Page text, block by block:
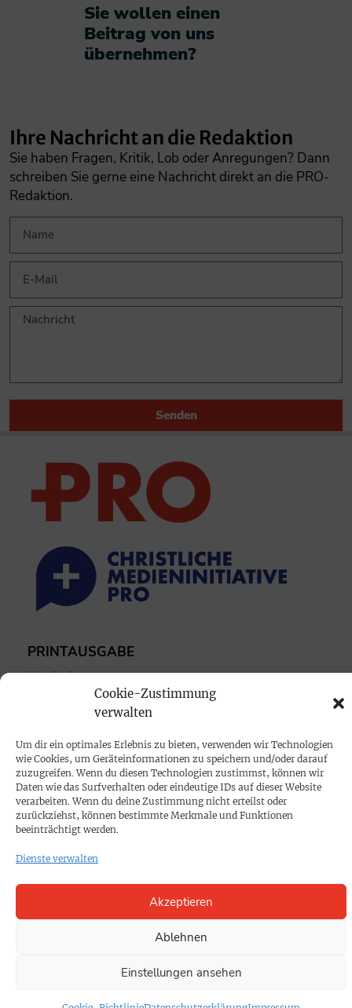
Cookie-Zustimmung
verwalten
Um dir ein optimales Erlebnis zu bieten, verwenden wir Technologien
wie Cookies, um Geräteinformationen zu speichern und/oder darauf
zuzugreifen. Wenn du diesen Technologien zustimmst, können wir
Daten wie das Surfverhalten oder eindeutige IDs auf dieser Website
verarbeiten. Wenn du deine Zustimmung nicht erteilst oder
zurückziehst, können bestimmte Merkmale und Funktionen
beeinträchtigt werden.
Dienste verwalten
Akzeptieren
Ablehnen
Einstellungen ansehen
Sie wollen einen
Beitrag von uns
übernehmen?​
Ihre Nachricht an die Redaktion
Sie haben Fragen, Kritik, Lob oder Anregungen? Dann
schreiben Sie gerne eine Nachricht direkt an die PRO-
Redaktion.
Senden
PRINTAUSGABE
Mediadaten
PROKOMPAKT
Impressum
SPENDEN
Datenschutz
KONTAKT
Cookie-Richtlinie